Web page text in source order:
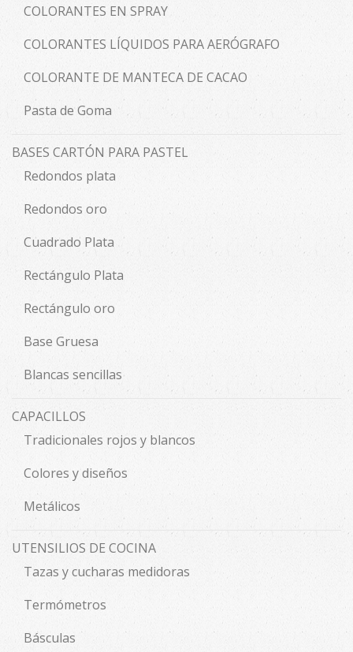
COLORANTES EN SPRAY
COLORANTES LÍQUIDOS PARA AERÓGRAFO
COLORANTE DE MANTECA DE CACAO
Pasta de Goma
BASES CARTÓN PARA PASTEL
Redondos plata
Redondos oro
Cuadrado Plata
Rectángulo Plata
Rectángulo oro
Base Gruesa
Blancas sencillas
CAPACILLOS
Tradicionales rojos y blancos
Colores y diseños
Metálicos
UTENSILIOS DE COCINA
Tazas y cucharas medidoras
Termómetros
Básculas